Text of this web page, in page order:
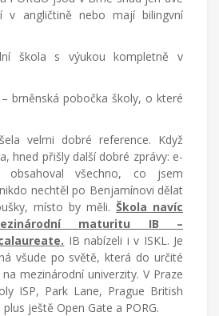
v angličtině nebo mají bilingvní
škola s výukou kompletně v
– brněnská pobočka školy, o které
velmi dobré reference. Když
hned přišly další dobré zprávy: e-
všechno, co jsem
nechtěl po Benjamínovi dělat
místo by měli. Škola navíc
maturitu IB –
IB nabízeli i v ISKL. Je
všude po světě, která do určité
mezinárodní univerzity. V Praze
ISP, Park Lane, Prague British
ještě Open Gate a PORG.